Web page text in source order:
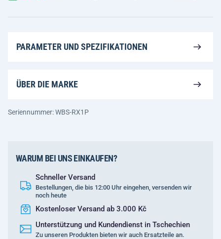
PARAMETER UND SPEZIFIKATIONEN
ÜBER DIE MARKE
Seriennummer: WBS-RX1P
WARUM BEI UNS EINKAUFEN?
Schneller Versand
Bestellungen, die bis 12:00 Uhr eingehen, versenden wir
noch heute
Kostenloser Versand ab 3.000 Kč
Unterstützung und Kundendienst in Tschechien
Zu unseren Produkten bieten wir auch Ersatzteile an.